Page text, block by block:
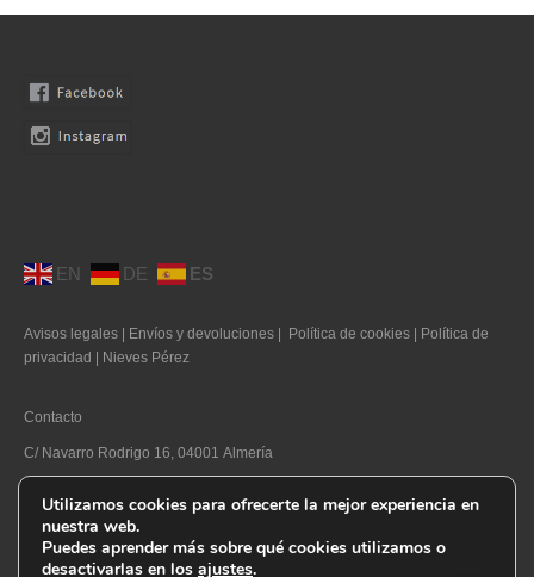
Moda flamenca
Contacto
0 productos
EN DE ES
Avisos legales | Envíos y devoluciones | Política de cookies | Política de
privacidad | Nieves Pérez
Contacto
C/ Navarro Rodrigo 16, 04001 Almería
E-mail. info@nievesperez.com
Utilizamos cookies para ofrecerte la mejor experiencia en
nuestra web.
Puedes aprender más sobre qué cookies utilizamos o
desactivarlas en los ajustes.